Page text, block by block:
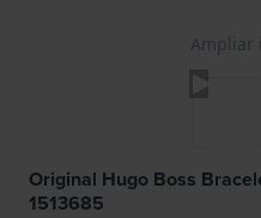
Ampliar
Original Hugo Boss
1513685